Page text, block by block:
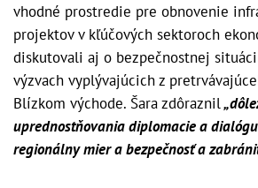
vhodné prostredie pre obnovenie
projektov v kľúčových sektoroch
diskutovali aj o bezpečnostnej
výzvach vyplývajúcich z
Blízkom východe. Šara zdôraznil
uprednostňovania diplomacie a
regionálny mier a bezpečnosť a